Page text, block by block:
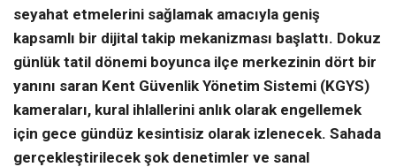
seyahat etmelerini sağlamak amacıyla geniş
kapsamlı bir dijital takip mekanizması başlattı. Dokuz
günlük tatil dönemi boyunca ilçe merkezinin dört bir
yanını saran Kent Güvenlik Yönetim Sistemi (KGYS)
kameraları, kural ihlallerini anlık olarak engellemek
için gece gündüz kesintisiz olarak izlenecek. Sahada
gerçekleştirilecek şok denetimler ve sanal